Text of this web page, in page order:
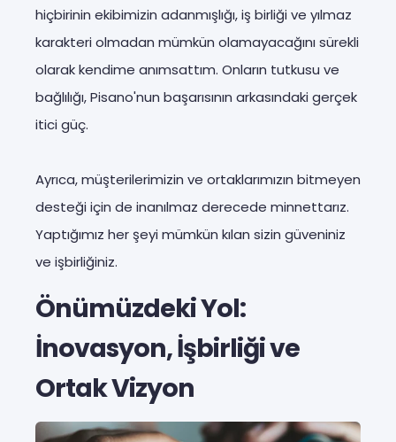
hiçbirinin ekibimizin adanmışlığı, iş birliği ve yılmaz
karakteri olmadan mümkün olamayacağını sürekli
olarak kendime anımsattım. Onların tutkusu ve
bağlılığı, Pisano'nun başarısının arkasındaki gerçek
itici güç.
Ayrıca, müşterilerimizin ve ortaklarımızın bitmeyen
desteği için de inanılmaz derecede minnettarız.
Yaptığımız her şeyi mümkün kılan sizin güveniniz
ve işbirliğiniz.
Önümüzdeki Yol:
İnovasyon, İşbirliği ve
Ortak Vizyon